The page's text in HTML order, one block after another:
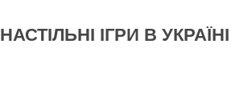
НАСТІЛЬНІ ІГРИ В УКРАЇНІ